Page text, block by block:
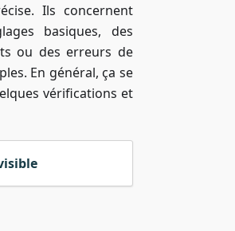
Ils concernent
basiques, des
ou des erreurs de
En général, ça se
vérifications et